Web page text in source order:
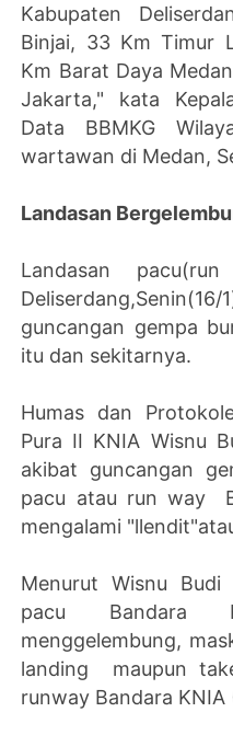
Kabupaten
Binjai, 33 Km Timur
Km Barat Daya
Jakarta," kata
Data BBMKG
wartawan di Medan,
Landasan
Landasan
guncangan gempa
itu dan sekitarnya.
Humas dan
Pura II KNIA Wisnu
akibat guncangan
pacu atau run way
mengalami
Menurut Wisnu Budi
pacu Bandara
menggelembung,
landing maupun
runway Bandara KNIA